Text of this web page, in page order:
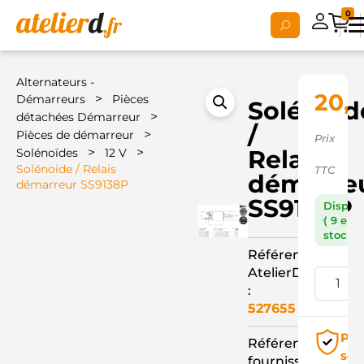
0
Alternateurs -
Démarreurs
>
Pièces
détachées Démarreur
>
Pièces de démarreur >
Solénoïdes > 12 V >
Solénoide / Relais
démarreur SS9138P
/
Relais
SS9138P
Référence
AtelierD
:
527655
Référence
Prix
TTC
( 9 en
stock )